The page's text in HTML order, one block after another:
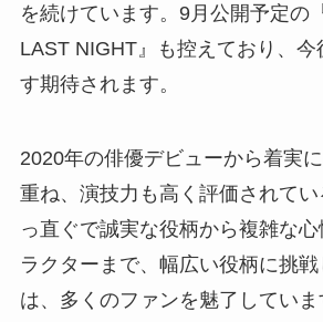
を続けています。9月公開予定の
LAST NIGHT』も控えており、今
す期待されます。
2020年の俳優デビューから着実
重ね、演技力も高く評価されて
っ直ぐで誠実な役柄から複雑な
ラクターまで、幅広い役柄に挑
は、多くのファンを魅了してい